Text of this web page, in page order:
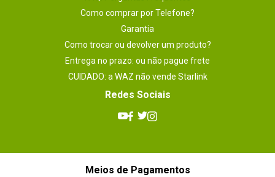
Como comprar por Telefone?
Garantia
Como trocar ou devolver um produto?
Entrega no prazo: ou não pague frete
CUIDADO: a WAZ não vende Starlink
Redes Sociais
Meios de Pagamentos